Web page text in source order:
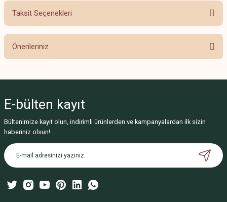
Bu ürüne ilk yorumu siz yapın!
Taksit Seçenekleri
Önerileriniz
Görüş ve önerileriniz için teşekkür ederiz.
Ürün resmi kalitesiz, bozuk veya görüntülenemiyor.
Ürün açıklamasında eksik bilgiler bulunuyor.
Ürün bilgilerinde hatalar bulunuyor.
Bu ürüne benzer farklı alternatifler olmalı.
E-bülten kayıt
Bültenimize kayıt olun, indirimli ürünlerden ve kampanyalardan ilk sizin
haberiniz olsun!